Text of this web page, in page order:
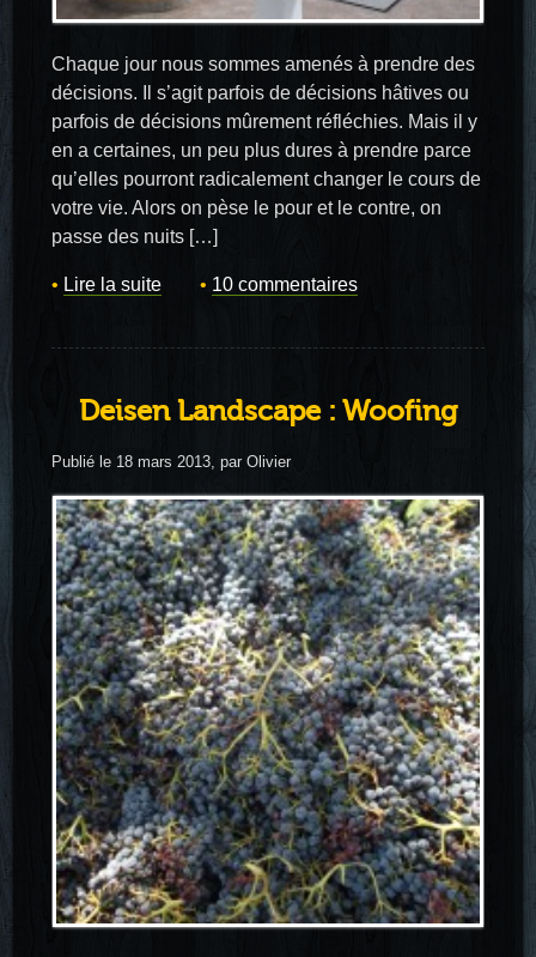
Chaque jour nous sommes amenés à prendre des
décisions. Il s’agit parfois de décisions hâtives ou
parfois de décisions mûrement réfléchies. Mais il y
en a certaines, un peu plus dures à prendre parce
qu’elles pourront radicalement changer le cours de
votre vie. Alors on pèse le pour et le contre, on
passe des nuits […]
Lire la suite 10 commentaires
Deisen Landscape : Woofing
Publié le 18 mars 2013, par Olivier